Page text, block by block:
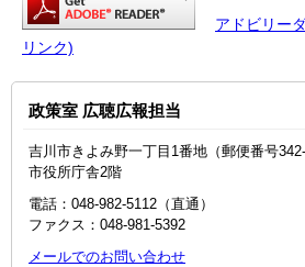
アドビリー
リンク)
政策室 広聴広報担当
吉川市きよみ野一丁目1番地（郵便番号342-
市役所庁舎2階
電話：048‐982‐5112（直通）
ファクス：048-981-5392
メールでのお問い合わせ